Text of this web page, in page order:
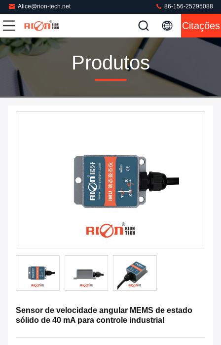
Alice@rion-tech.net 86-156-25295088
Citações
Produtos
Sensor de velocidade angular MEMS de estado
sólido de 40 mA para controle industrial